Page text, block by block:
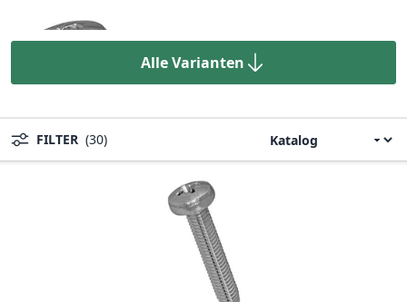
Alle Varianten
FILTER (30)